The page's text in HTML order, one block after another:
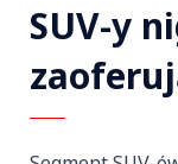
SUV-y